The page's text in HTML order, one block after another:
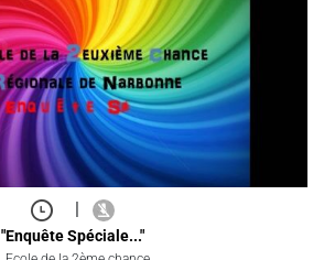
|
"Enquête Spéciale..."